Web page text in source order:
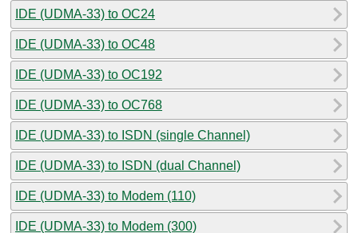
IDE (UDMA-33) to OC24
IDE (UDMA-33) to OC48
IDE (UDMA-33) to OC192
IDE (UDMA-33) to OC768
IDE (UDMA-33) to ISDN (single Channel)
IDE (UDMA-33) to ISDN (dual Channel)
IDE (UDMA-33) to Modem (110)
IDE (UDMA-33) to Modem (300)